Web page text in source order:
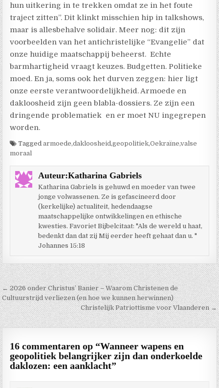
hun uitkering in te trekken omdat ze in het foute
traject zitten”. Dit klinkt misschien hip in talkshows,
maar is allesbehalve solidair. Meer nog: dit zijn
voorbeelden van het antichristelijke “Evangelie” dat
onze huidige maatschappij beheerst. Echte
barmhartigheid vraagt keuzes. Budgetten. Politieke
moed. En ja, soms ook het durven zeggen: hier ligt
onze eerste verantwoordelijkheid. Armoede en
dakloosheid zijn geen blabla-dossiers. Ze zijn een
dringende problematiek en er moet NU ingegrepen
worden.
Taggedarmoede,dakloosheid,geopolitiek,Oekraïne,valse
moraal
Auteur:Katharina Gabriels
Katharina Gabriels is gehuwd en moeder van twee
jonge volwassenen. Ze is gefascineerd door
(kerkelijke) actualiteit, hedendaagse
maatschappelijke ontwikkelingen en ethische
kwesties. Favoriet Bijbelcitaat: "Als de wereld u haat,
bedenkt dan dat zij Mij eerder heeft gehaat dan u. "
Johannes 15:18
Berichtnavigatie
← 2026 onder Christus’ Banier – Waarom Christenen de
Cultuurstrijd verliezen (en hoe we kunnen herwinnen)
Christelijk Patriottisme voor Vlaanderen →
16 commentaren op “Wanneer wapens en
geopolitiek belangrijker zijn dan onderkoelde
daklozen: een aanklacht”